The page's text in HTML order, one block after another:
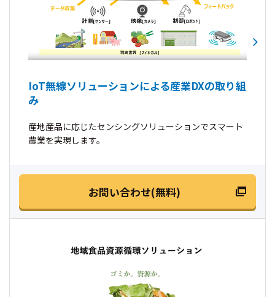
IoT無線ソリューションによる産業DXの取り組
み
産地産品に応じたセンシングソリューションでスマート
農業を実現します。
お問い合わせ(無料)